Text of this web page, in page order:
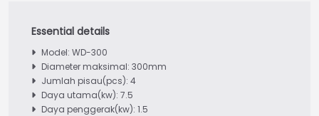
Model: WD-300
Diameter maksimal: 300mm
Jumlah pisau(pcs): 4
Daya utama(kw): 7.5
Daya penggerak(kw): 1.5